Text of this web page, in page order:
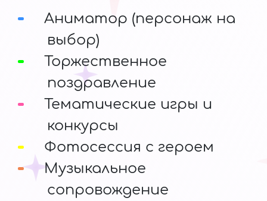
Аниматор (персонаж на
выбор)
Торжественное
поздравление
Тематические игры и
конкурсы
Фотосессия с героем
Музыкальное
сопровождение